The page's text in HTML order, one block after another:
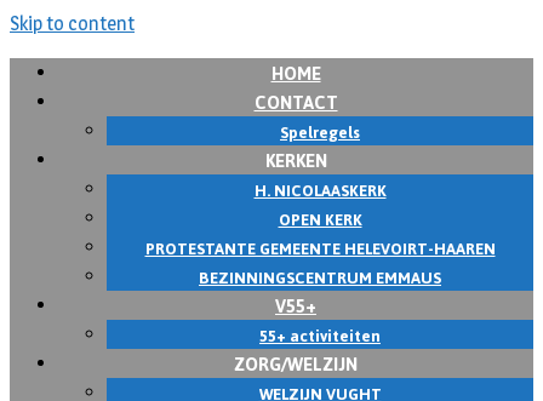
Skip to content
HOME
CONTACT
Spelregels
KERKEN
H. NICOLAASKERK
OPEN KERK
PROTESTANTE GEMEENTE HELEVOIRT-HAAREN
BEZINNINGSCENTRUM EMMAUS
V55+
55+ activiteiten
ZORG/WELZIJN
WELZIJN VUGHT